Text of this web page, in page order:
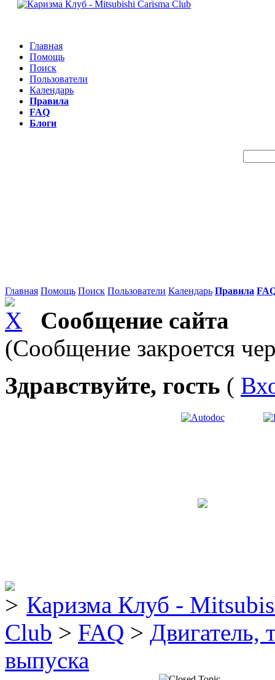
Главная
Помощь
Поиск
Пользователи
Календарь
Правила
FAQ
Блоги
Главная Помощь Поиск Пользователи Календарь Правила
Сообщение сайта
(Сообщение закроется
Здравствуйте, гость (
Каризма Клуб -
Club > FAQ > Двигатель,
выпуска